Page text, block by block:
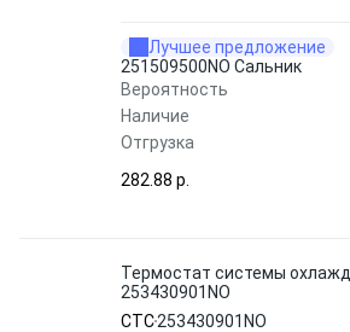
Лучшее предложение
251509500NO Сальник
Вероятность
Наличие
Отгрузка
282.88 p.
Термостат системы
253430901NO
CTC253430901NO